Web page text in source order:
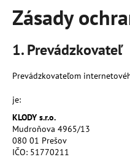
Zásady
1. Prevádzkovateľ
Prevádzkovateľom
je:
KLODY s.r.o.
Mudroňova 4965/13
080 01 Prešov
IČO: 51770211